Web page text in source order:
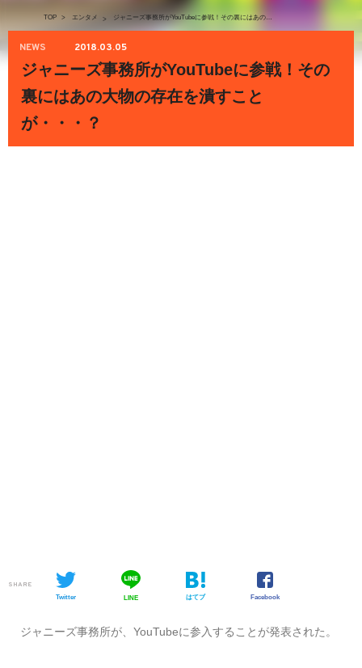
TOP > エンタメ > ジャニーズ事務所がYouTubeに参戦！その裏にはあの大物の存在を潰すことが・・・？
NEWS 2018.03.05
ジャニーズ事務所がYouTubeに参戦！その
裏にはあの大物の存在を潰すこと
が・・・？
SHARE
Twitter LINE はてブ Facebook
ジャニーズ事務所が、YouTubeに参入することが発表された。